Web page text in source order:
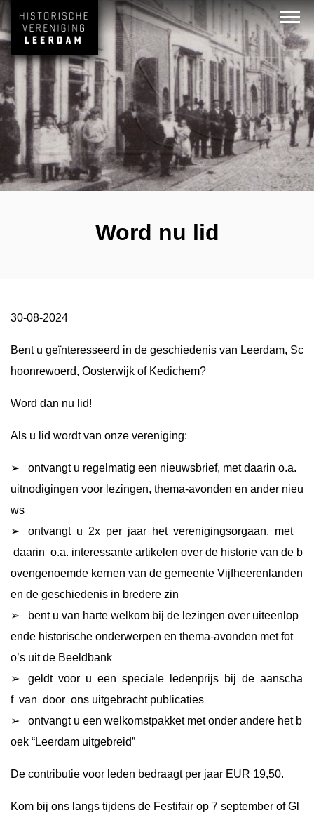
Word nu lid
30-08-2024
Bent u geïnteresseerd in de geschiedenis van Leerdam, Sc
hoonrewoerd, Oosterwijk of Kedichem?
Word dan nu lid!
Als u lid wordt van onze vereniging:
➢ ontvangt u regelmatig een nieuwsbrief, met daarin o.a.
uitnodigingen voor lezingen, thema-avonden en ander nieu
ws
➢ ontvangt u 2x per jaar het verenigingsorgaan, met
daarin o.a. interessante artikelen over de historie van de b
ovengenoemde kernen van de gemeente Vijfheerenlanden
en de geschiedenis in bredere zin
➢ bent u van harte welkom bij de lezingen over uiteenlop
ende historische onderwerpen en thema-avonden met fot
o’s uit de Beeldbank
➢ geldt voor u een speciale ledenprijs bij de aanscha
f van door ons uitgebracht publicaties
➢ ontvangt u een welkomstpakket met onder andere het b
oek “Leerdam uitgebreid”
De contributie voor leden bedraagt per jaar EUR 19,50.
Kom bij ons langs tijdens de Festifair op 7 september of Gl